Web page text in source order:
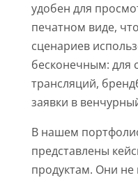
удобен для
печатном виде,
сценариев
бесконечным: для
трансляций,
заявки в
В нашем
представлены
продуктам. Они